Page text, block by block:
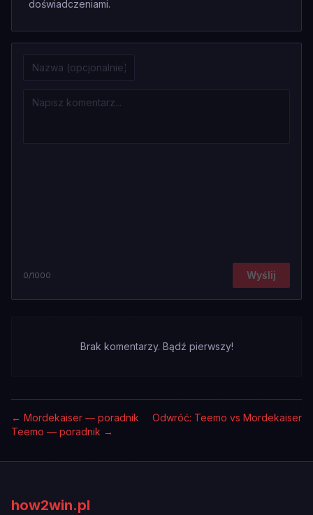
doświadczeniami.
0/1000 Wyślij
Brak komentarzy. Bądź pierwszy!
← Mordekaiser — poradnik
Odwróć: Teemo vs Mordekaiser
Teemo — poradnik →
how2win.pl